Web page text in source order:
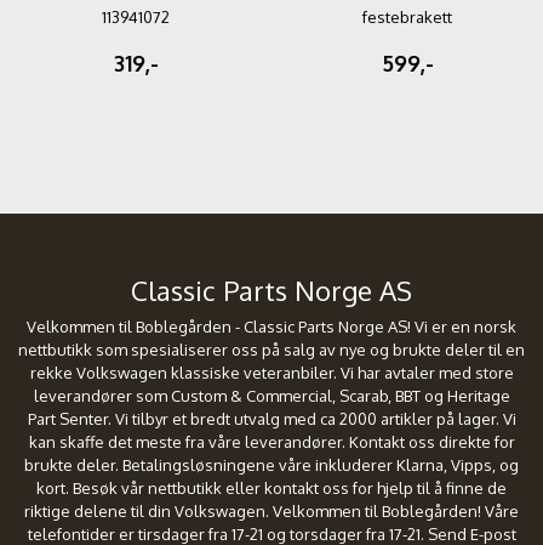
113941072
319,-
festebrakett
599,-
Classic Parts Norge AS
Velkommen til Boblegården - Classic Parts Norge AS! Vi er en norsk
nettbutikk som spesialiserer oss på salg av nye og brukte deler til en
rekke Volkswagen klassiske veteranbiler. Vi har avtaler med store
leverandører som Custom & Commercial, Scarab, BBT og Heritage
Part Senter. Vi tilbyr et bredt utvalg med ca 2000 artikler på lager. Vi
kan skaffe det meste fra våre leverandører. Kontakt oss direkte for
brukte deler. Betalingsløsningene våre inkluderer Klarna, Vipps, og
kort. Besøk vår nettbutikk eller kontakt oss for hjelp til å finne de
riktige delene til din Volkswagen. Velkommen til Boblegården! Våre
telefontider er tirsdager fra 17-21 og torsdager fra 17-21. Send E-post